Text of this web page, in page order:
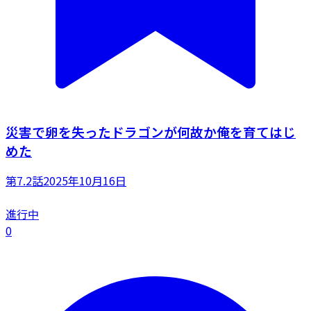
災害で卵を失ったドラゴンが何故か俺を育てはじ
めた
第7.2話2025年10月16日
進行中
0